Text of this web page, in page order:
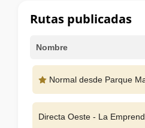
cumbre
Rutas publicadas
Nombre
Normal desde Parque
Directa Oeste - La